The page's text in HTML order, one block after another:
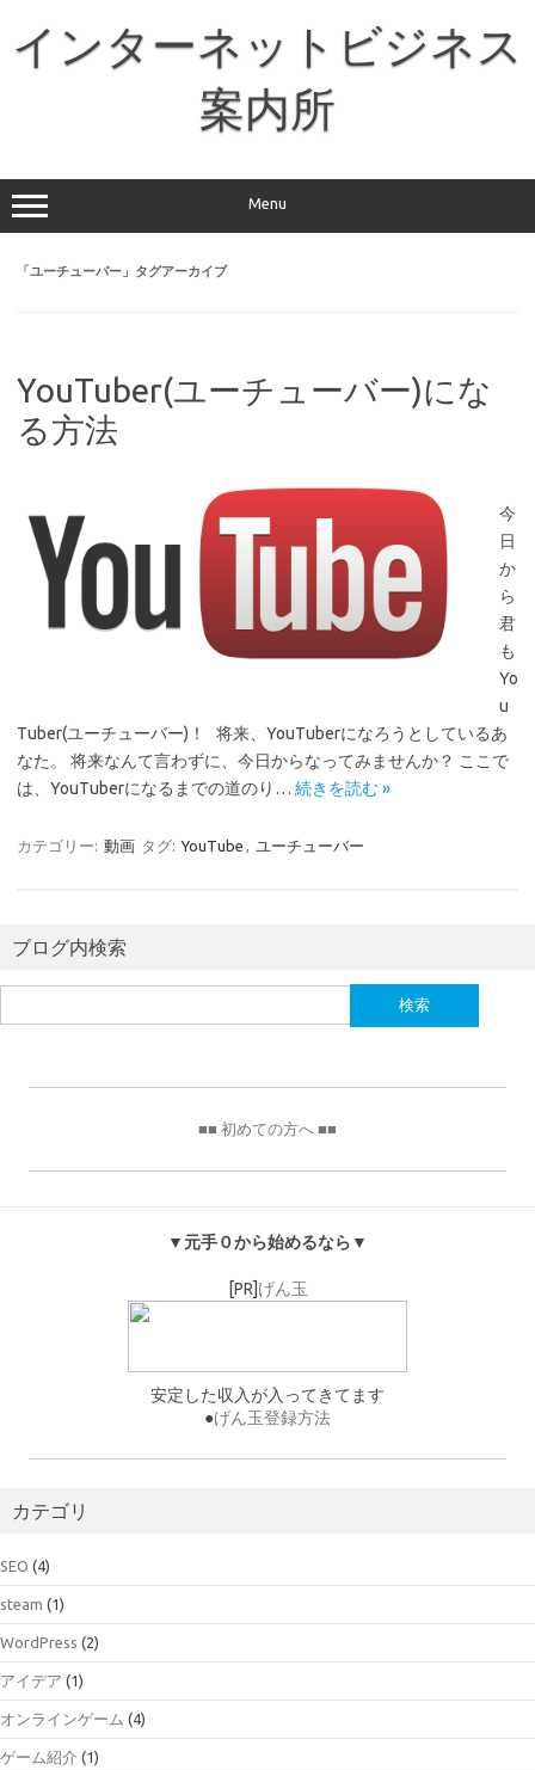
インターネットビジネス
案内所
Menu
「ユーチューバー 」タグアーカイブ
YouTuber(ユーチューバー)にな
る方法
今
日
か
ら
君
も
Yo
u
Tuber(ユーチューバー)！ 将来、YouTuberになろうとしているあ
なた。 将来なんて言わずに、今日からなってみませんか？ ここで
は、YouTuberになるまでの道のり… 続きを読む »
カテゴリー: 動画 タグ: YouTube , ユーチューバー
ブログ内検索
索:
■■ 初めての方へ ■■
▼元手０から始めるなら▼
[PR]げん玉
安定した収入が入ってきてます
●げん玉登録方法
カテゴリ
SEO (4)
steam (1)
WordPress (2)
アイデア (1)
オンラインゲーム (4)
ゲーム紹介 (1)